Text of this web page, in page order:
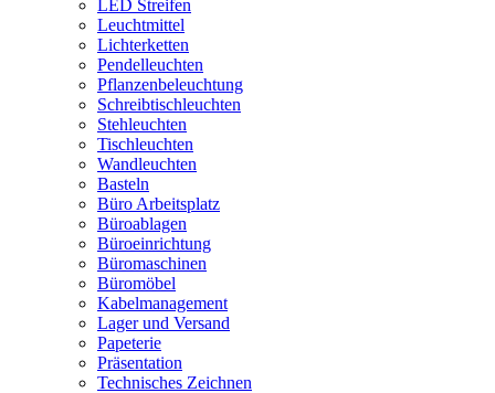
LED Streifen
Leuchtmittel
Lichterketten
Pendelleuchten
Pflanzenbeleuchtung
Schreibtischleuchten
Stehleuchten
Tischleuchten
Wandleuchten
Basteln
Büro Arbeitsplatz
Büroablagen
Büroeinrichtung
Büromaschinen
Büromöbel
Kabelmanagement
Lager und Versand
Papeterie
Präsentation
Technisches Zeichnen